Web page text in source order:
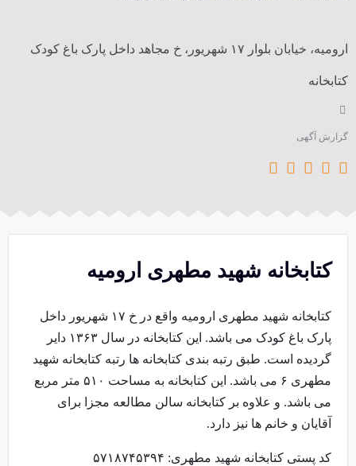
ارومیه، خیابان بلوار ۱۷ شهریور، خ مجاهد داخل پارک باغ کودک
کتابخانه
گزارش آگهی





کتابخانه شهید مطهری ارومیه
کتابخانه شهید مطهری ارومیه واقع در خ ۱۷ شهریور داخل
پارک باغ کودک می باشد. این کتابخانه در سال ۱۳۶۳ دایر
گردیده است. طبق رتبه بندی کتابخانه ها رتبه کتابخانه شهید
مطهری ۶ می باشد. این کتابخانه به مساحت ۵۱۰ متر مربع
می باشد. و علاوه بر کتابخانه سالن مطالعه مجزا برای
آقایان و خانم ها نیز دارد.
کد پستی کتابخانه شهید مطهری: ۵۷۱۸۷۴۵۳۹۴